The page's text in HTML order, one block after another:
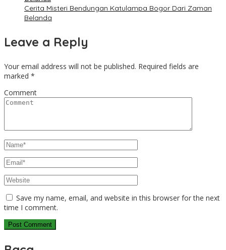
Cerita Misteri Bendungan Katulampa Bogor Dari Zaman
Belanda
Leave a Reply
Your email address will not be published. Required fields are
marked *
Comment
Save my name, email, and website in this browser for the next
time I comment.